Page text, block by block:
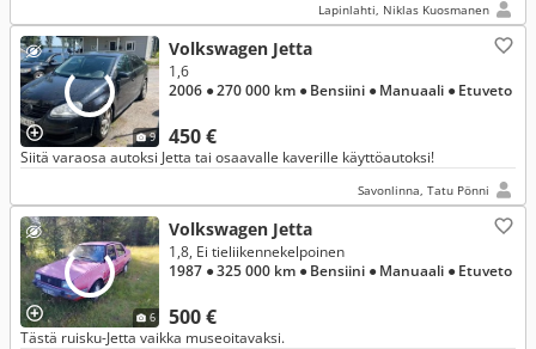
Lapinlahti, Niklas Kuosmanen
9
Volkswagen Jetta
450 €
1,6
2006 ● 270 000 km ● Bensiini ● Manuaali ● Etuveto
Siitä varaosa autoksi Jetta tai osaavalle kaverille käyttöautoksi!
Savonlinna, Tatu Pönni
6
Volkswagen Jetta
500 €
1,8, Ei tieliikennekelpoinen
1987 ● 325 000 km ● Bensiini ● Manuaali ● Etuveto
Tästä ruisku-Jetta vaikka museoitavaksi.